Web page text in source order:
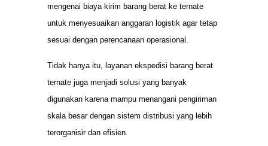
mengenai biaya kirim barang berat ke ternate
untuk menyesuaikan anggaran logistik agar tetap
sesuai dengan perencanaan operasional.
Tidak hanya itu, layanan ekspedisi barang berat
ternate juga menjadi solusi yang banyak
digunakan karena mampu menangani pengiriman
skala besar dengan sistem distribusi yang lebih
terorganisir dan efisien.